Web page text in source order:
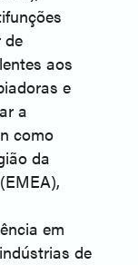
de
aos
e
a
como
da
em
de